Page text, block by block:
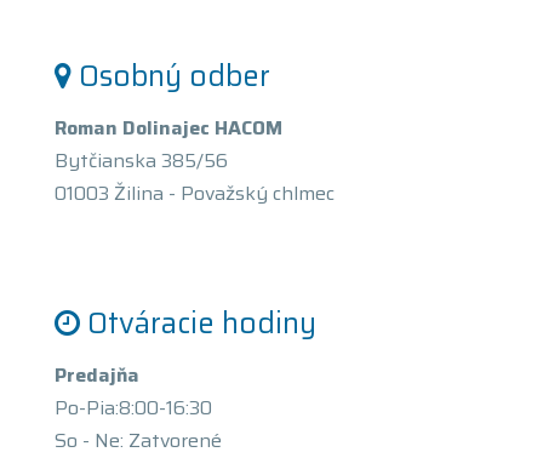
Osobný odber
Roman Dolinajec HACOM
Bytčianska 385/56
01003 Žilina - Považský chlmec
Otváracie hodiny
Predajňa
Po-Pia:8:00-16:30
So - Ne: Zatvorené